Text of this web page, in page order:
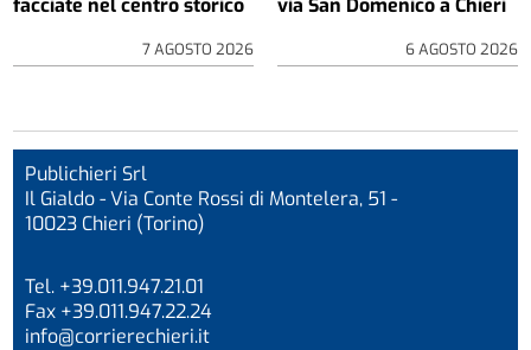
facciate nel centro storico
7 AGOSTO 2026
via San Domenico a Chieri
6 AGOSTO 2026
Publichieri Srl
Il Gialdo - Via Conte Rossi di Montelera, 51 -
10023 Chieri (Torino)
Tel. +39.011.947.21.01
Fax +39.011.947.22.24
info@corrierechieri.it